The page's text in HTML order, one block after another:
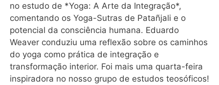
no estudo de *Yoga: A Arte da Integração*,
comentando os Yoga-Sutras de Patañjali e o
potencial da consciência humana. Eduardo
Weaver conduziu uma reflexão sobre os caminhos
do yoga como prática de integração e
transformação interior. Foi mais uma quarta-feira
inspiradora no nosso grupo de estudos teosóficos!